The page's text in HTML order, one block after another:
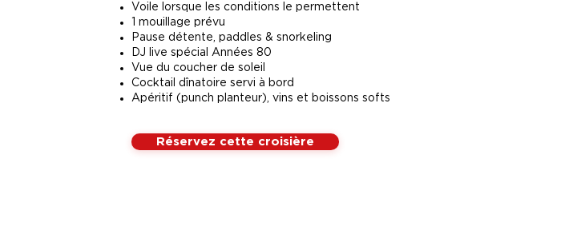
Voile lorsque les conditions le permettent
1 mouillage prévu
Pause détente, paddles & snorkeling
DJ live spécial Années 80
Vue du coucher de soleil
Cocktail dînatoire servi à bord
Apéritif (punch planteur), vins et boissons softs
Réservez cette croisière